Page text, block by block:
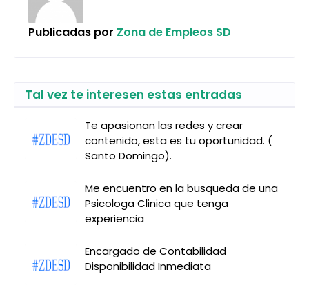
Publicadas por Zona de Empleos SD
Tal vez te interesen estas entradas
Te apasionan las redes y crear
contenido, esta es tu oportunidad. (
Santo Domingo).
Me encuentro en la busqueda de una
Psicologa Clinica que tenga
experiencia
Encargado de Contabilidad
Disponibilidad Inmediata